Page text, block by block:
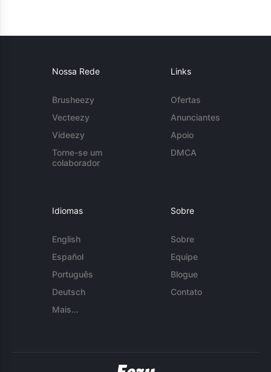
Nossa Rede
Brusheezy
Vecteezy
Videezy
Torne-se um
colaborador
Links
Ofertas
Anunciantes
Apoio
DMCA
Idiomas
English
Español
Português
Deutsch
Mais...
Sobre
Sobre
Equipe
Blogue
Contato